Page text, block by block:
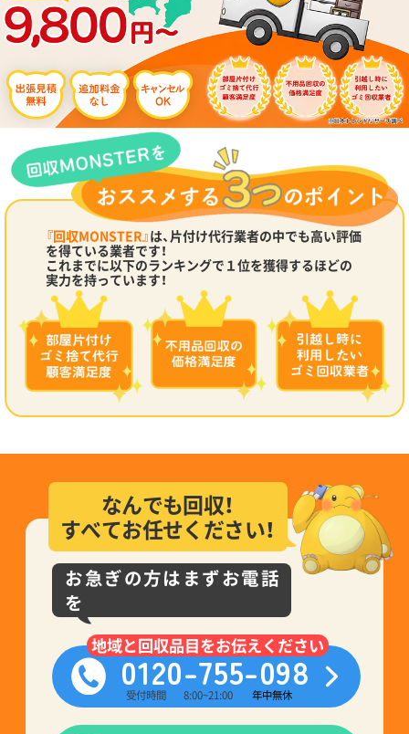
『回収MONSTER』は、片付け代行業者の中でも高い評価
を得ている業者です！
これまでに以下のランキングで１位を獲得するほどの
実力を持っています！
なんでも回収！
すべてお任せください！
お急ぎの方はまずお電話
を
0120-755-098
地域と回収品目をお伝えください
受付時間 8:00~21:00 年中無休